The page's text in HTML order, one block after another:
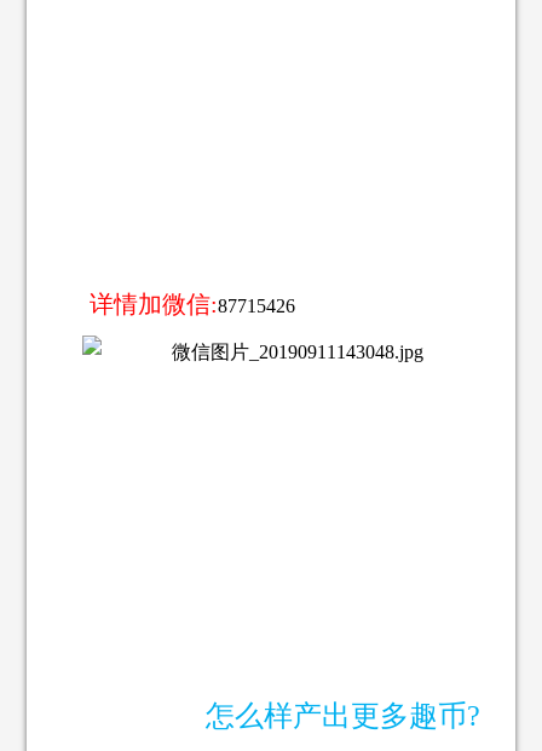
详情加微信:87715426
怎么样产出更多趣币?